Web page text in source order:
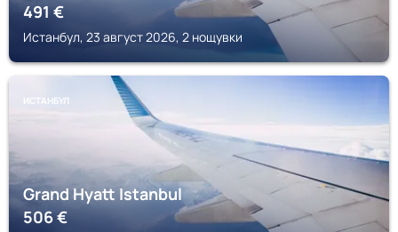
491€
Истанбул, 23 август 2026, 2 нощувки
ИСТАНБУЛ
Grand Hyatt Istanbul
506€